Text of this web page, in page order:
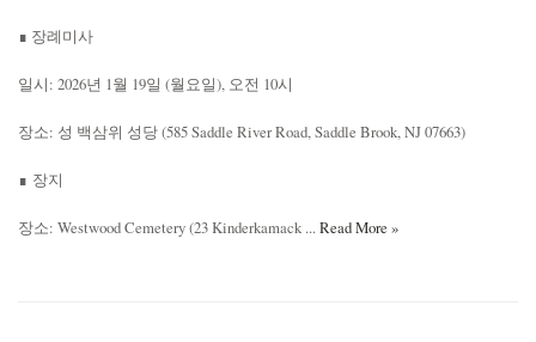
∎ 장례미사
일시: 2026년 1월 19일 (월요일), 오전 10시
장소: 성 백삼위 성당 (585 Saddle River Road, Saddle Brook, NJ 07663)
∎ 장지
장소: Westwood Cemetery (23 Kinderkamack ...Read More »